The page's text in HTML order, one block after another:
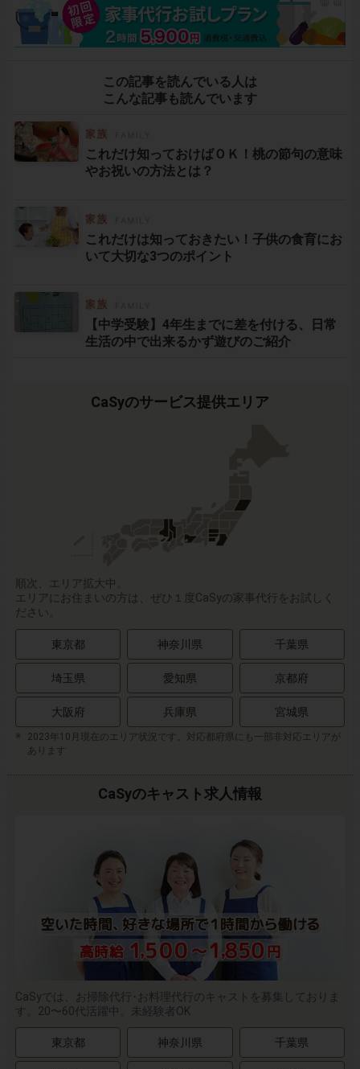
この記事を読んでいる人は
こんな記事も読んでいます
これだけ知っておけばＯＫ！桃の節句の意味
やお祝いの方法とは？
これだけは知っておきたい！子供の食育にお
いて大切な3つのポイント
【中学受験】4年生までに差を付ける、日常
生活の中で出来るかず遊びのご紹介
CaSyのサービス提供エリア
順次、エリア拡大中。
エリアにお住まいの方は、ぜひ１度CaSyの家事代行をお試しく
ださい。
東京都 神奈川県 千葉県
埼玉県 愛知県 京都府
大阪府 兵庫県 宮城県
2023年10月現在のエリア状況です。対応都府県にも一部非対応エリアが
あります
CaSyのキャスト求人情報
CaSyでは、お掃除代行･お料理代行のキャストを募集しておりま
す。20〜60代活躍中。未経験者OK
東京都 神奈川県 千葉県